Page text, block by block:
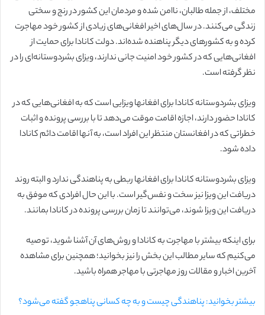
مختلف، از جمله طالبان، ناامن شده و مردمان این کشور در رنج و سختی
زندگی می‌کنند. در سال‌های اخیر افغانی‌های زیادی از کشور خود مهاجرت
کرده و به کشورهای دیگر پناهنده شده‌اند. دولت کانادا برای حمایت از
افغانی‌هایی که در کشور خود امنیت جانی ندارند، ویزای بشردوستانه‌ای را در
نظر گرفته است.
ویزای بشردوستانه کانادا برای افغانها ویزایی است که به افغانی‌هایی که در
کانادا حضور دارند، اجازه اقامت موقت می‌دهد تا با بررسی پرونده و اثبات
خطراتی که در افغانستان منتظر این افراد است، به آنها اقامت دائم کانادا
داده شود.
ویزای بشردوستانه کانادا برای افغانها ربطی به پناهندگی ندارد و البته روند
دریافت این ویزا نیز سخت و نفس‌گیر است. با این حال افرادی که موفق به
دریافت این ویزا شوند، می‌توانند تا زمان بررسی پرونده در کانادا بمانند.
برای اینکه بیشتر با مهاجرت به کانادا و روش‌های آن آشنا شوید، توصیه
می‌کنیم که سایر مطالب این بخش را نیز بخوانید؛ همچنین برای مشاهده
آخرین اخبار و مقالات روز مهاجرتی با مهاجر همراه باشید.
بیشتر بخوانید: پناهندگی چیست و به چه کسانی پناهجو گفته می‌شود؟